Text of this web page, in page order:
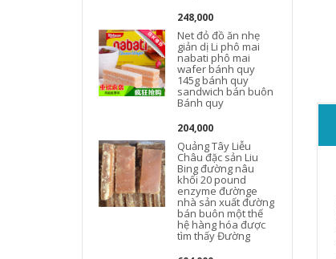
248,000
Net đỏ đồ ăn nhẹ
giản dị Li phô mai
nabati phô mai
wafer bánh quy
145g bánh quy
sandwich bán buôn
Bánh quy
204,000
Quảng Tây Liễu
Châu đặc sản Liu
Bing đường nâu
khối 20 pound
enzyme đườnge
nhà sản xuất đường
bán buôn một thế
hệ hàng hóa được
tìm thấy Đường